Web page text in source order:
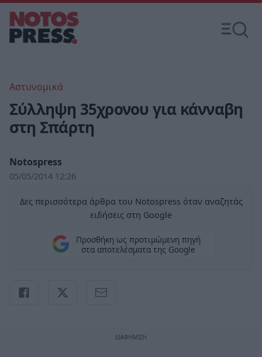
Αστυνομικά
Σύλληψη 35χρονου για κάνναβη
στη Σπάρτη
Notospress
05/05/2014 12:26
Δες περισσότερα άρθρα του Notospress όταν αναζητάς
ειδήσεις στη Google
Προσθήκη ως προτιμώμενη πηγή
στα αποτελέσματα της Google